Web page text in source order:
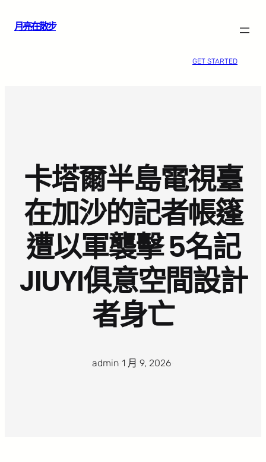
月亮在散步
GET STARTED
卡塔爾半島電視臺
在加沙的記者帳篷
遭以軍襲擊 5名記
JIUYI俱意空間設計
者身亡
admin 1 月 9, 2026